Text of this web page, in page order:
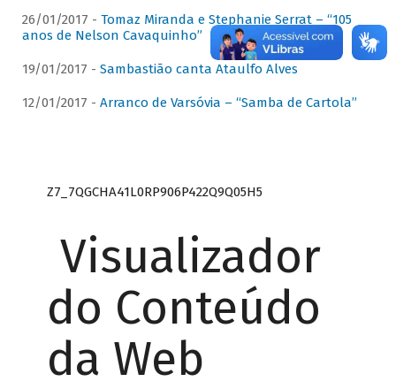
26/01/2017 - Tomaz Miranda e Stephanie Serrat – “105
anos de Nelson Cavaquinho”
19/01/2017 - Sambastião canta Ataulfo Alves
12/01/2017 - Arranco de Varsóvia – “Samba de Cartola”
Z7_7QGCHA41L0RP906P422Q9Q05H5
Visualizador
do Conteúdo
da Web